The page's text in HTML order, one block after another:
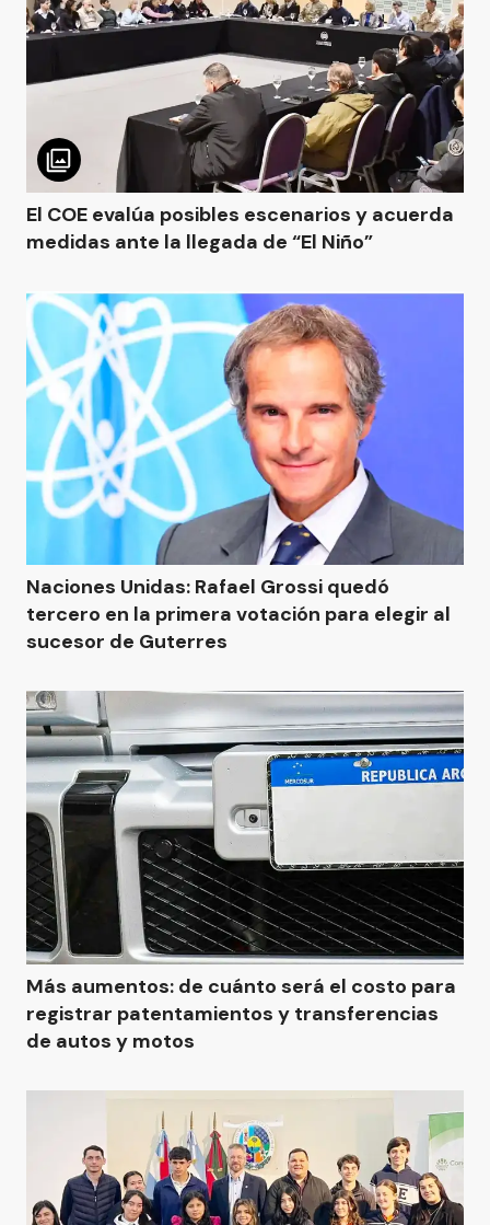
El COE evalúa posibles escenarios y acuerda
medidas ante la llegada de “El Niño”
Naciones Unidas: Rafael Grossi quedó
tercero en la primera votación para elegir al
sucesor de Guterres
Más aumentos: de cuánto será el costo para
registrar patentamientos y transferencias
de autos y motos